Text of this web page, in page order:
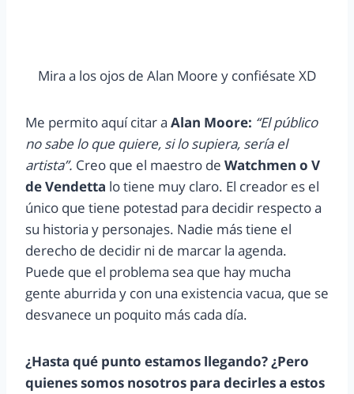
Mira a los ojos de Alan Moore y confiésate XD
Me permito aquí citar a Alan Moore: “El público
no sabe lo que quiere, si lo supiera, sería el
artista”. Creo que el maestro de Watchmen o V
de Vendetta lo tiene muy claro. El creador es el
único que tiene potestad para decidir respecto a
su historia y personajes. Nadie más tiene el
derecho de decidir ni de marcar la agenda.
Puede que el problema sea que hay mucha
gente aburrida y con una existencia vacua, que se
desvanece un poquito más cada día.
¿Hasta qué punto estamos llegando? ¿Pero
quienes somos nosotros para decirles a estos